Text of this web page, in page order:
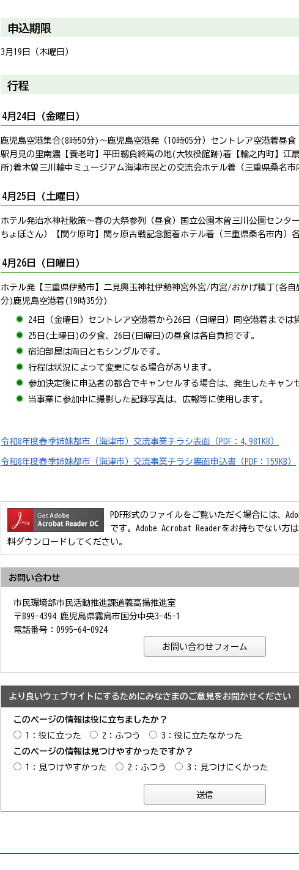
申込期限
3月19日（木曜日）
行程
4月24日（金曜日）
鹿児島空港集合(8時50分)～鹿児島空港発（10時05分）→セントレア空港着→昼食
駅月見の里南濃→【養老町】平田靱負終焉の地(大牧役館跡)着→【輪之内町】江
所)着→木曽三川輪中ミュージアム→海津市民との交流会→ホテル着（三重県桑名市
4月25日（土曜日）
ホテル発→治水神社散策～春の大祭参列（昼食）→国立公園木曽三川公園センタ
ちょぼさん）→【関ケ原町】関ヶ原古戦記念館着→ホテル着（三重県桑名市内）→
4月26日（日曜日）
ホテル発→【三重県伊勢市】二見興玉神社→伊勢神宮外宮/内宮/おかげ横丁(各自
分)→鹿児島空港着(19時35分)
24日（金曜日）セントレア空港着から26日（日曜日）同空港着までは
25日(土曜日)の夕食、26日(日曜日)の昼食は各自負担です。
宿泊部屋は両日ともシングルです。
行程は状況によって変更になる場合があります。
参加決定後に申込者の都合でキャンセルする場合は、発生したキャン
当事業に参加中に撮影した記録写真は、広報等に使用します。
令和8年度春季姉妹都市（海津市）交流事業チラシ表面（PDF：4,981KB）
令和8年度春季姉妹都市（海津市）交流事業チラシ裏面申込書（PDF：159KB）
PDF形式のファイルをご覧いただく場合には、
です。Adobe Acrobat Readerをお持ちでない方
料ダウンロードしてください。
お問い合わせ
市民環境部市民活動推進課道義高揚推進室
〒899-4394 鹿児島県霧島市国分中央3-45-1
電話番号：0995-64-0924
より良いウェブサイトにするためにみなさまのご意見をお聞かせください
このページの情報は役に立ちましたか？
1：役に立った
2：ふつう
3：役に立たなかった
このページの情報は見つけやすかったですか？
1：見つけやすかった
2：ふつう 3：見つけにくかった